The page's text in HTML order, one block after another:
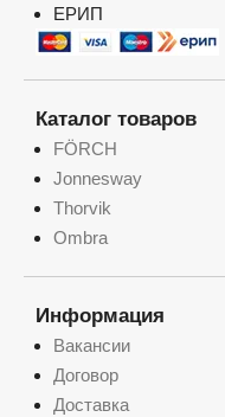
ЕРИП
Каталог товаров
FÖRCH
Jonnesway
Thorvik
Ombra
Информация
Вакансии
Договор
Доставка